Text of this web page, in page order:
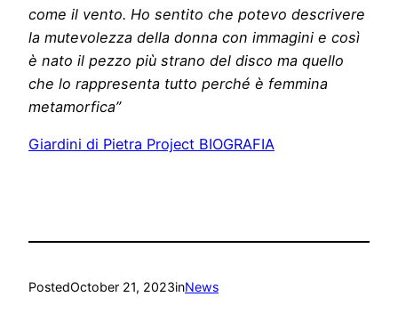
come il vento. Ho sentito che potevo descrivere
la mutevolezza della donna con immagini e così
è nato il pezzo più strano del disco ma quello
che lo rappresenta tutto perché è femmina
metamorfica”
Giardini di Pietra Project BIOGRAFIA
PostedOctober 21, 2023inNews